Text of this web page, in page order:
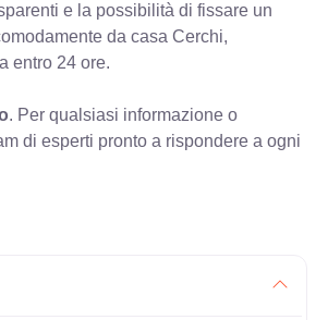
e la possibilità di fissare un
da casa Cerchi,
entro 24 ore.
. Per qualsiasi informazione o
di esperti pronto a rispondere a ogni